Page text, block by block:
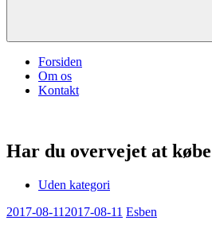
Forsiden
Om os
Kontakt
Har du overvejet at
Uden kategori
2017-08-11 2017-08-11 Esben